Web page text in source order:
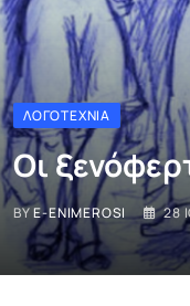
ΛΟΓΟΤΕΧΝΊΑ
Οι
BYE-ENIMEROSI 28